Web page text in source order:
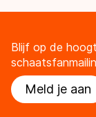
Blijf op de
Meld je aan